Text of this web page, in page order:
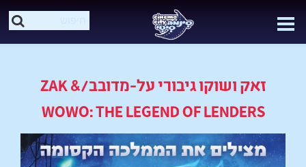
זאק ושוקו גיבורי על-מדובב/ZAK &
WOWO: THE LEGEND OF LENDERS